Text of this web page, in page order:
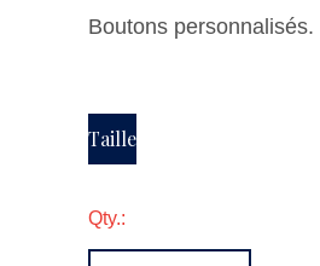
Boutons personnalisés.
Taille
Qty.: